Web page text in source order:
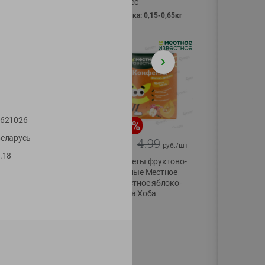
фасовка: 0,15-0,65кг
-13
5.99
%
4.99 руб./шт
Конфеты фруктово-
ягодные Местное
известное яблоко-
тыква Хоба